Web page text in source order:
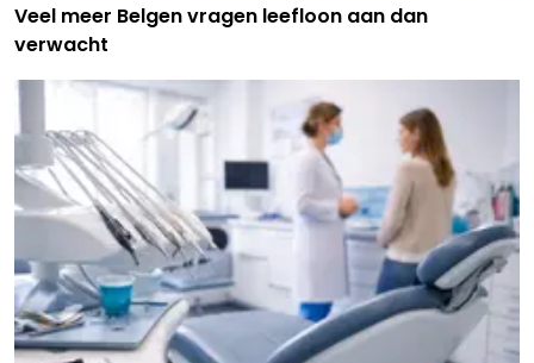
Veel meer Belgen vragen leefloon aan dan
verwacht